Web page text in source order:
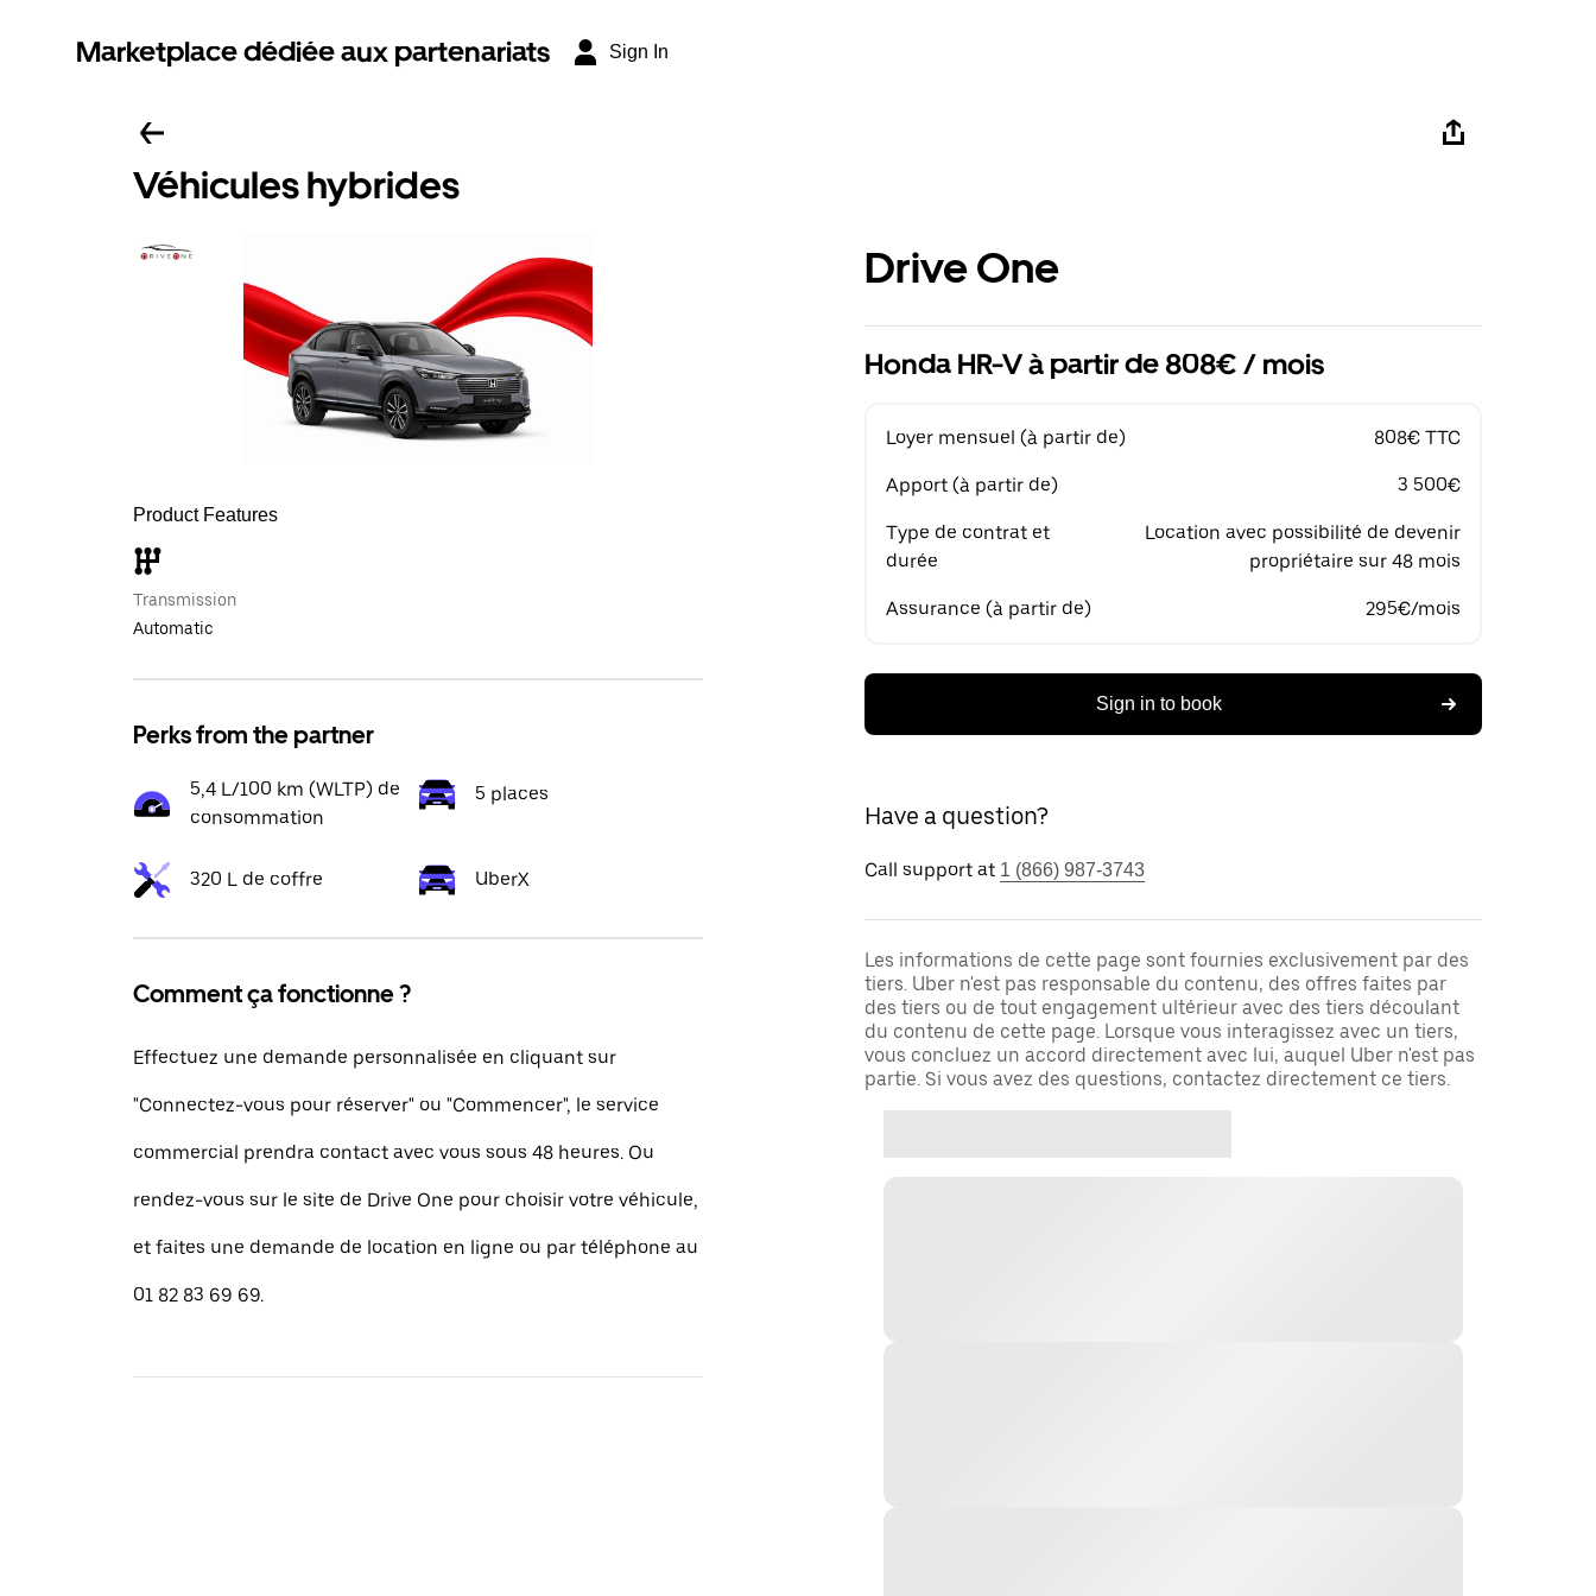
Marketplace dédiée aux partenariats Sign In
Véhicules hybrides
Product Features
Transmission
Automatic
Perks from the partner
5,4 L/100 km (WLTP) de
consommation
5 places
320 L de coffre UberX
Comment ça fonctionne ?
Effectuez une demande personnalisée en cliquant sur
"Connectez-vous pour réserver" ou "Commencer", le service
commercial prendra contact avec vous sous 48 heures. Ou
rendez-vous sur le site de Drive One pour choisir votre véhicule,
et faites une demande de location en ligne ou par téléphone au
01 82 83 69 69.
Drive One
Honda HR-V à partir de 808€ / mois
Loyer mensuel (à partir de) 808€ TTC
Apport (à partir de) 3 500€
Type de contrat et
durée
Location avec possibilité de devenir
propriétaire sur 48 mois
Assurance (à partir de) 295€/mois
Sign in to book
Have a question?
Call support at 1 (866) 987-3743
Les informations de cette page sont fournies exclusivement par des
tiers. Uber n'est pas responsable du contenu, des offres faites par
des tiers ou de tout engagement ultérieur avec des tiers découlant
du contenu de cette page. Lorsque vous interagissez avec un tiers,
vous concluez un accord directement avec lui, auquel Uber n'est pas
partie. Si vous avez des questions, contactez directement ce tiers.